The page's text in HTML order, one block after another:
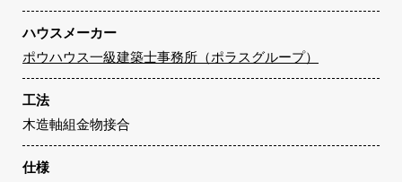
ハウスメーカー
ポウハウス一級建築士事務所（ポラスグループ）
工法
木造軸組金物接合
仕様